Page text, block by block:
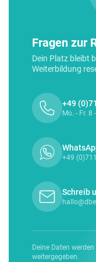
Fragen zur
Dein Platz bleibt
Weiterbildung
+49
Mo. - Fr. 8
+49
Schreib
Deine Daten
weitergegeben.